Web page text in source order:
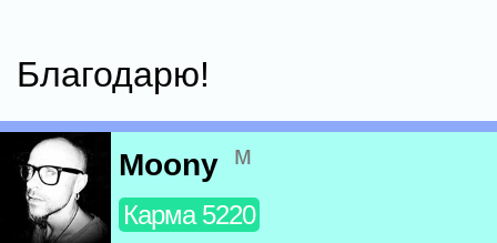
Благодарю!
Moony м
Карма 5220